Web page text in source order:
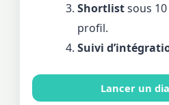
Shortlistsous 10
profil.
Suivi
Lancer un